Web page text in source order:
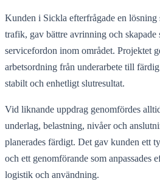
Kunden i Sickla efterfrågade en lösning
trafik, gav bättre avrinning och skapade
servicefordon inom området. Projektet
arbetsordning från underarbete till
stabilt och enhetligt slutresultat.
Vid liknande uppdrag genomfördes
underlag, belastning, nivåer och
planerades färdigt. Det gav kunden ett
och ett genomförande som anpassades
logistik och användning.